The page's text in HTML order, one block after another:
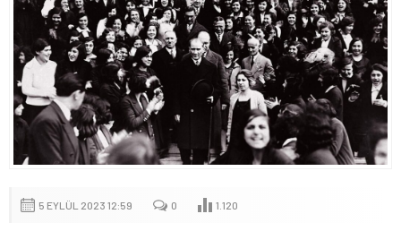
5 EYLÜL 2023 12:59 0 1.120